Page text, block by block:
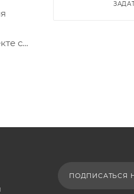
с
ПОДПИСАТЬСЯ